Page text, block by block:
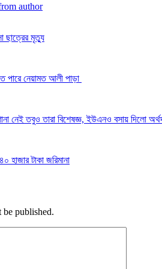
author
ছাত্রের মৃত্যু
পারে নেয়ামত আলী পাড়া
নেই তবুও তারা বিশেষজ্ঞ, ইউএনও বসায় দিলো
হাজার টাকা জরিমানা
published.